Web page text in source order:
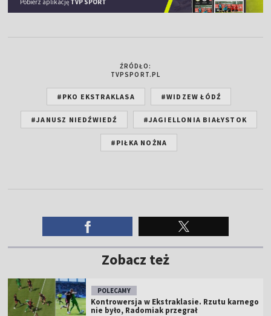
Pobierz aplikację TVP SPORT
ŹRÓDŁO:
TVPSPORT.PL
#PKO EKSTRAKLASA #WIDZEW ŁÓDŹ
#JANUSZ NIEDŹWIEDŹ #JAGIELLONIA BIAŁYSTOK
#PIŁKA NOŻNA
Zobacz też
POLECAMY
Kontrowersja w Ekstraklasie. Rzutu karnego
nie było, Radomiak przegrał